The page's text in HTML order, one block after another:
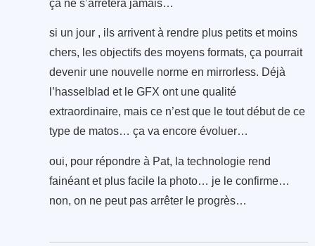
ça ne s’arrêtera jamais…
si un jour , ils arrivent à rendre plus petits et moins
chers, les objectifs des moyens formats, ça pourrait
devenir une nouvelle norme en mirrorless. Déjà
l’hasselblad et le GFX ont une qualité
extraordinaire, mais ce n’est que le tout début de ce
type de matos… ça va encore évoluer…
oui, pour répondre à Pat, la technologie rend
fainéant et plus facile la photo… je le confirme…
non, on ne peut pas arrêter le progrès…